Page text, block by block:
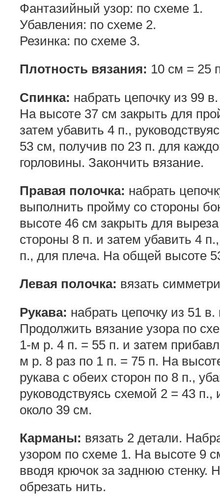
Фантазийный узор: по схеме 1.
Убавления: по схеме 2.
Резинка: по схеме 3.
Плотность вязания: 10 см = 25
Спинка: набрать цепочку из 99
На высоте 37 см закрыть для
затем убавить 4 п.,
53 см, получив по 23 п. для
горловины. Закончить вязание.
Правая полочка: набрать
выполнить пройму со стороны
высоте 46 см закрыть для
стороны 8 п. и затем убавить 4
п., для плеча. На общей высоте
Левая полочка: вязать
Рукава: набрать цепочку из 51
Продолжить вязание узора по
1-м р. 4 п. = 55 п. и затем
м р. 8 раз по 1 п. = 75 п. На
рукава с обеих сторон по 8 п.,
руководствуясь схемой 2 = 43
около 39 см.
Карманы: вязать 2 детали.
узором по схеме 1. На высоте 9
вводя крючок за заднюю стенку.
обрезать нить.